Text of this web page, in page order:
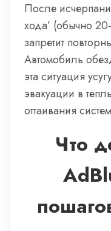
После
хода’ (обычно
запретит
Автомобиль
эта ситуация
эвакуации в
оттаивания
Что